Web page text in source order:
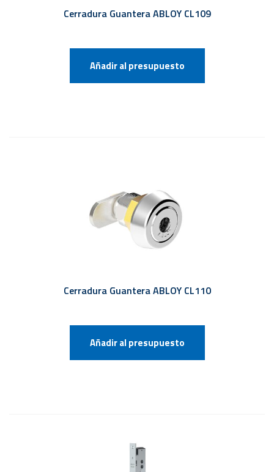
Cerradura Guantera ABLOY CL109
Añadir al presupuesto
Cerradura Guantera ABLOY CL110
Añadir al presupuesto